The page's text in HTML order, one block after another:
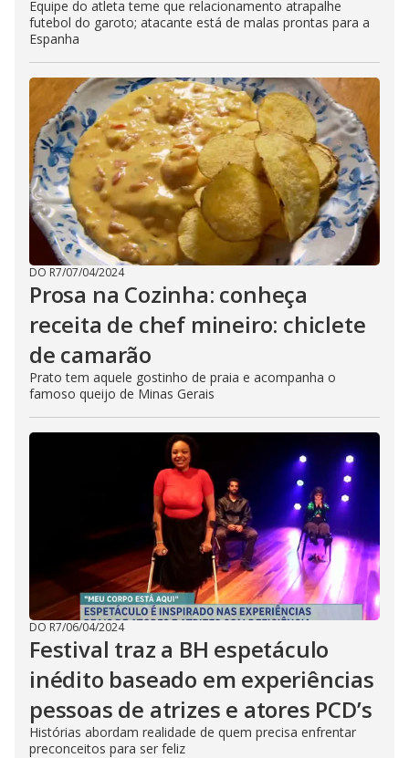
Equipe do atleta teme que relacionamento atrapalhe
futebol do garoto; atacante está de malas prontas para a
Espanha
DO R7/07/04/2024
Prosa na Cozinha: conheça
receita de chef mineiro: chiclete
de camarão
Prato tem aquele gostinho de praia e acompanha o
famoso queijo de Minas Gerais
DO R7/06/04/2024
Festival traz a BH espetáculo
inédito baseado em experiências
pessoas de atrizes e atores PCD’s
Histórias abordam realidade de quem precisa enfrentar
preconceitos para ser feliz